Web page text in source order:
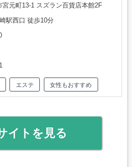
宮元町13-1 スズラン百貨店本館2F
駅西口 徒歩10分
エステ 女性もおすすめ
イトを見る